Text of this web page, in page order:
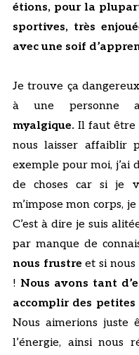
étions, pour la
sportives, très
avec une soif
Je trouve ça
à une personne
myalgique. Il faut être
nous laisser affaiblir
exemple pour moi, j’ai
de choses car si je
m’impose mon corps,
C’est à dire je suis
par manque de
nous frustre et si
!Nous avons tant
accomplir des petites
Nous aimerions juste
l’énergie, ainsi nous